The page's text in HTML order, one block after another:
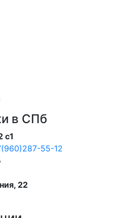
в СПб
с1
55-12
22